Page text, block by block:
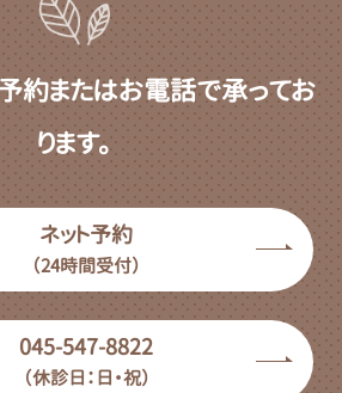
約またはお電話で承ってお
ります。
ネット予約
（24時間受付）
045-547-8822
（休診日：日・祝）